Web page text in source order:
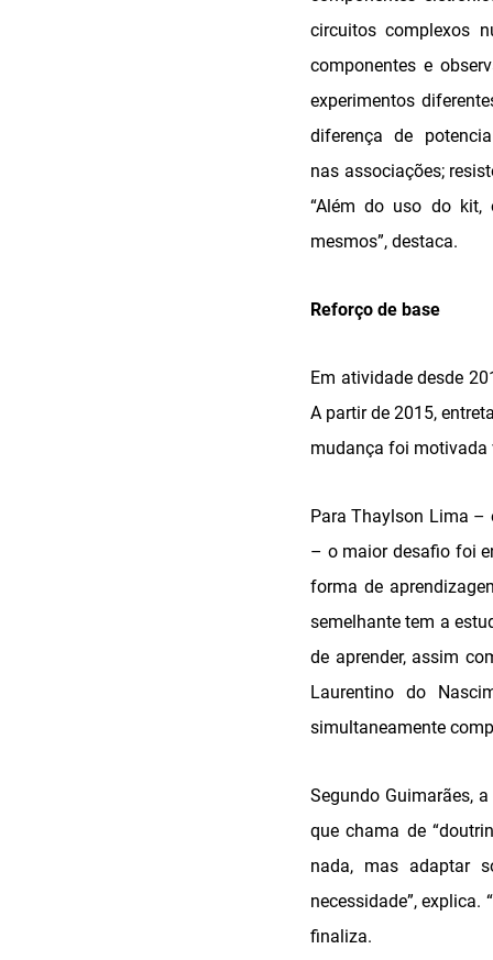
circuitos complexos
componentes e
experimentos
diferença de
nas associações;
“Além do uso do kit,
mesmos”, destaca.
Reforço de base
Em atividade desde
A partir de 2015,
mudança foi motivada
Para Thaylson Lima –
– o maior desafio foi
forma de
semelhante tem a
de aprender, assim
Laurentino do
simultaneamente
Segundo Guimarães,
que chama de
nada, mas adaptar
necessidade”, explica.
finaliza.